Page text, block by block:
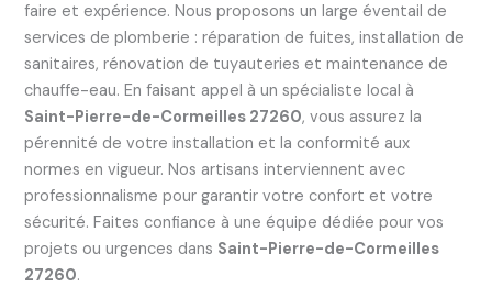
faire et expérience. Nous proposons un large éventail de
services de plomberie : réparation de fuites, installation de
sanitaires, rénovation de tuyauteries et maintenance de
chauffe-eau. En faisant appel à un spécialiste local à
Saint-Pierre-de-Cormeilles 27260, vous assurez la
pérennité de votre installation et la conformité aux
normes en vigueur. Nos artisans interviennent avec
professionnalisme pour garantir votre confort et votre
sécurité. Faites confiance à une équipe dédiée pour vos
projets ou urgences dans Saint-Pierre-de-Cormeilles
27260.